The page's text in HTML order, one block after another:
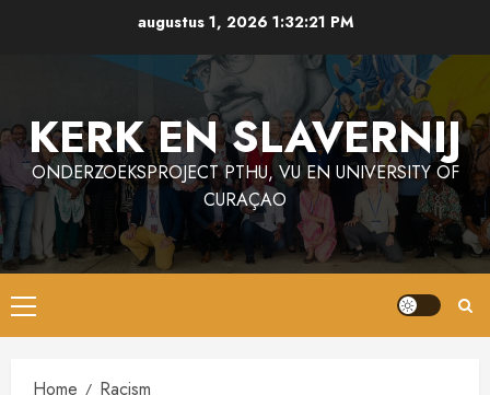
augustus 1, 2026 1:32:21 PM
KERK EN SLAVERNIJ
ONDERZOEKSPROJECT PTHU, VU EN UNIVERSITY OF
CURAÇAO
Primair
menu
Home Racism